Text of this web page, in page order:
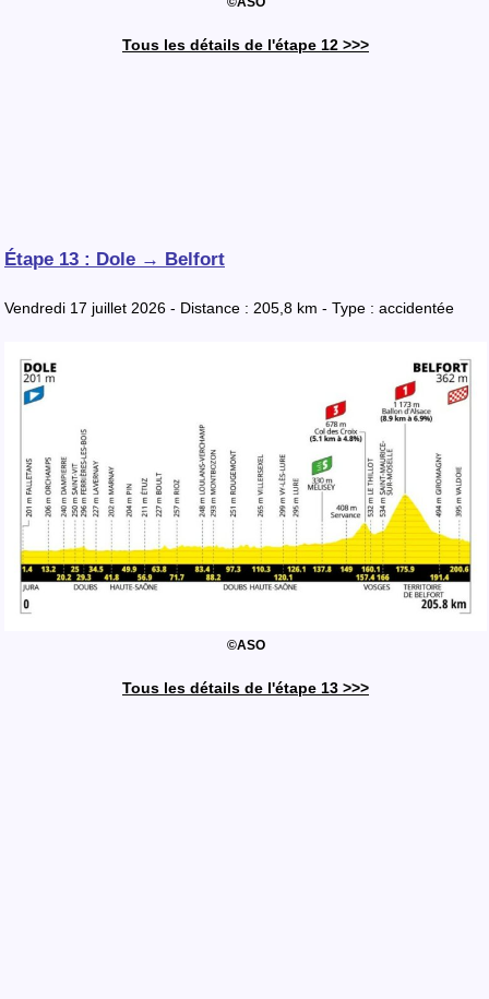
Tous les détails de l'étape 12 >>>
Étape 13 : Dole → Belfort
Vendredi 17 juillet 2026 - Distance : 205,8 km - Type : accidentée
©ASO
Tous les détails de l'étape 13 >>>